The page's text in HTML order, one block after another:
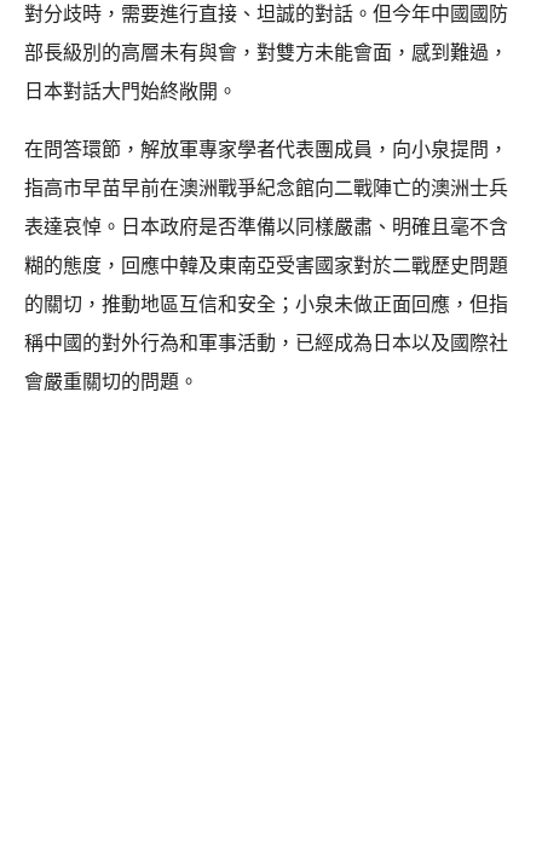
對分歧時，需要進行直接、坦誠的對話。但今年中國國防
部長級別的高層未有與會，對雙方未能會面，感到難過，
日本對話大門始終敞開。
在問答環節，解放軍專家學者代表團成員，向小泉提問，
指高市早苗早前在澳洲戰爭紀念館向二戰陣亡的澳洲士兵
表達哀悼。日本政府是否準備以同樣嚴肅、明確且毫不含
糊的態度，回應中韓及東南亞受害國家對於二戰歷史問題
的關切，推動地區互信和安全；小泉未做正面回應，但指
稱中國的對外行為和軍事活動，已經成為日本以及國際社
會嚴重關切的問題。